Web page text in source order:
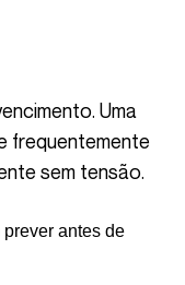
frequentemente
sem tensão.
antes de